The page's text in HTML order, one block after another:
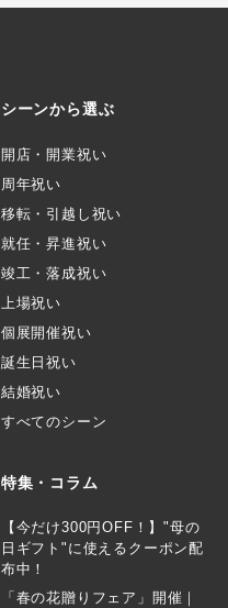
シーンから選ぶ
開店・開業祝い
周年祝い
移転・引越し祝い
就任・昇進祝い
竣工・落成祝い
上場祝い
個展開催祝い
誕生日祝い
結婚祝い
すべてのシーン
特集・コラム
【今だけ300円OFF！】"母の
日ギフト"に使えるクーポン配
布中！
「春の花贈りフェア」開催｜